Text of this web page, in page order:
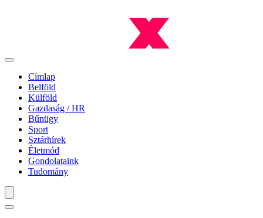
Címlap
Belföld
Külföld
Gazdaság / HR
Bűnügy
Sport
Sztárhírek
Életmód
Gondolataink
Tudomány